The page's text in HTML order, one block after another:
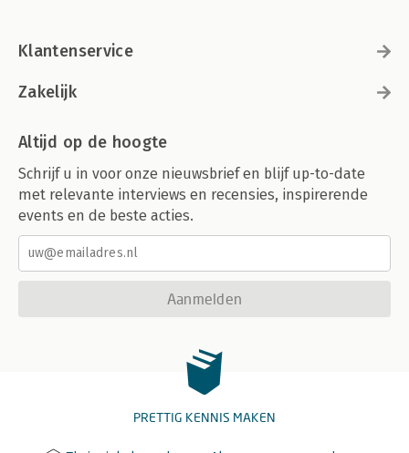
Klantenservice
Zakelijk
Altijd op de hoogte
Schrijf u in voor onze nieuwsbrief en blijf up-to-date
met relevante interviews en recensies, inspirerende
events en de beste acties.
Aanmelden
PRETTIG KENNIS MAKEN